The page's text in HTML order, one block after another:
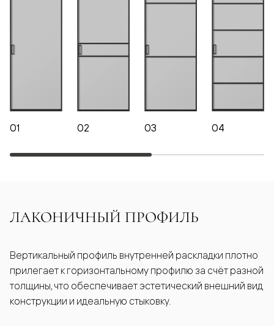
01 02 03 04
ЛАКОНИЧНЫЙ ПРОФИЛЬ
Вертикальный профиль внутренней раскладки плотно
прилегает к горизонтальному профилю за счёт разной
толщины, что обеспечивает эстетический внешний вид
конструкции и идеальную стыковку.